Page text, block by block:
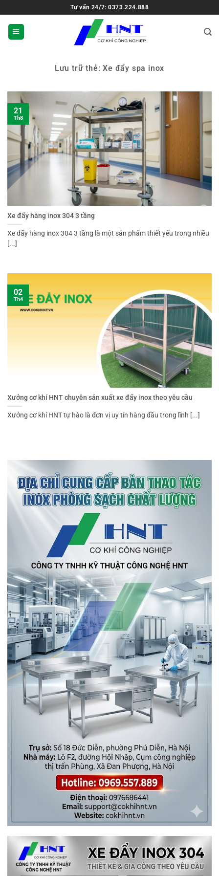
Tư vấn 24/7: 0373.224.888
Lưu trữ thẻ:Xe đẩy spa inox
Xe đẩy hàng inox 304 3 tầng
Xe đẩy hàng inox 304 3 tầng là một sản phẩm thiết yếu trong nhiều
[...]
21
Th8
Xưởng cơ khí HNT chuyên sản xuất xe đẩy inox theo yêu cầu
Xưởng cơ khí HNT tự hào là đơn vị uy tín hàng đầu trong lĩnh [...]
02
Th4